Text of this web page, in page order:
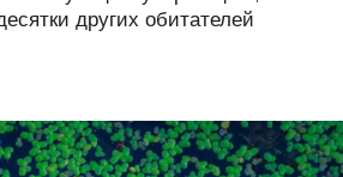
других обитателей